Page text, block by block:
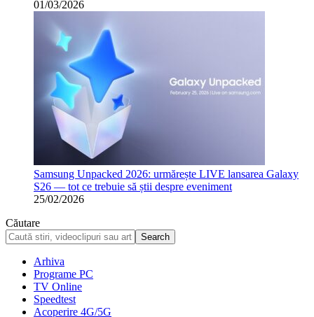
01/03/2026
Samsung Unpacked 2026: urmărește LIVE lansarea Galaxy
S26 — tot ce trebuie să știi despre eveniment
25/02/2026
Căutare
Arhiva
Programe PC
TV Online
Speedtest
Acoperire 4G/5G